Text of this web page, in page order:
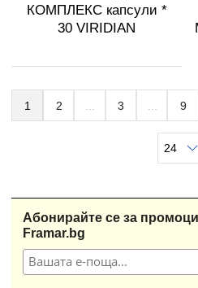
КОМПЛЕКС капсули *
30 VIRIDIAN
1 2 3 9
Абонирайте се за
Framar.bg